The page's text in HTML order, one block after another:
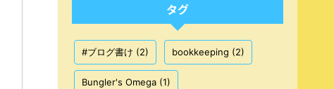
タグ
#ブログ書け (2) bookkeeping (2)
Bungler's Omega (1)